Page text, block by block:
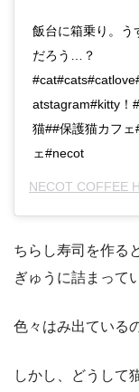
飯台に箱乗り。う
だろう…？
atstagram#kitty！
猫##保護猫カフ
ェ#necot
NECOT COFFEE
ちらし寿司を作る
ぎゅうに詰まって
色々はみ出ている
しかし、どうして